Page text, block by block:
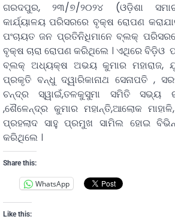
ଗରଦପୁର, ୨୩/୭/୨୦୨୪ (ଓଡ଼ିଶା
କାର୍ଯ୍ୟାଳୟ ପରିସରରେ ବୃକ୍ଷ ରୋପଣ
ପଂଚାୟତ ଜନ ପ୍ରତିନିଧିମାନେ ବ୍ଲକ୍
ବୃକ୍ଷ ଚାରା ରୋପଣ କରିଥିଲେ । ଏଥିରେ ବିଡ଼ିଓ
ବ୍ଲକ୍ ଅଧ୍ୟକ୍ଷ ଅଭୟ କୁମାର ମହାରାଜ,
ପ୍ରକୃତି ବନ୍ଧୁ ଦ୍ୱାରିକାନାଥ ସେନାପତି ,
ଚନ୍ଦ୍ର ସ୍ୱାଇଁ,ତଳକୁସୁମା ସମିତି ସଭ୍ୟ
,ଶୈଳେନ୍ଦ୍ର କୁମାର ମହାନ୍ତି,ଆଲୋକ
ପ୍ରହଲାଦ ସାହୁ ପ୍ରମୁଖ ସାମିଲ ହୋଇ
କରିଥିଲେ ।
Share this:
WhatsApp
Like this: